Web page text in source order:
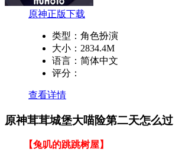
原神正版下载
类型： 角色扮演
大小： 2834.4M
语言： 简体中文
评分：
查看详情
原神茸茸城堡大喵险第二天怎么过
【兔叽的跳跳树屋】